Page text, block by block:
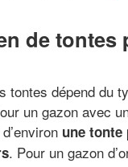
de tontes
tontes dépend du
un gazon avec
une tonte
. Pour un gazon